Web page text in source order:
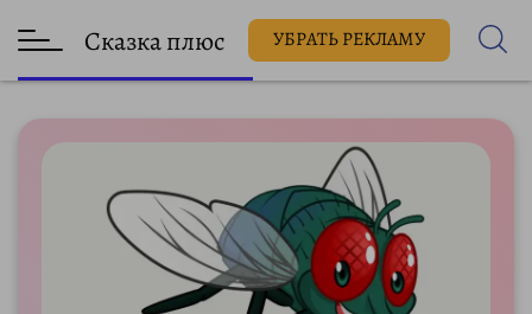
Сказка плюс УБРАТЬ РЕКЛАМУ